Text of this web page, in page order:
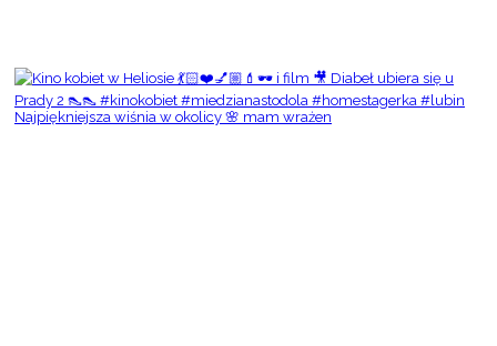
Najpiękniejsza wiśnia w okolicy 🌸 mam wrażen